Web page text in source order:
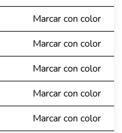
Marcar con color
Marcar con color
Marcar con color
Marcar con color
Marcar con color